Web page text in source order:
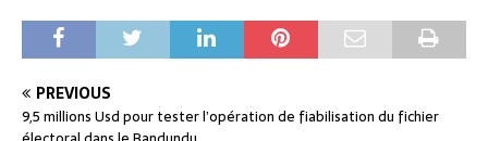
PREVIOUS
9,5 millions Usd pour tester l’opération de fiabilisation du fichier